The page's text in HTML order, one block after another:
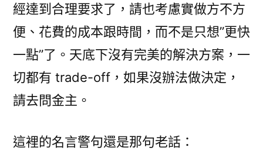
經達到合理要求了，請也考慮實做方不方
便、花費的成本跟時間，而不是只想”更快
一點”了。天底下沒有完美的解決方案，一
切都有 trade-off，如果沒辦法做決定，
請去問金主。
這裡的名言警句還是那句老話：